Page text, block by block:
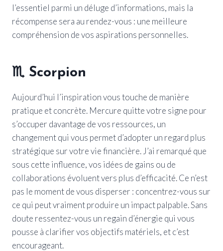
l’essentiel parmi un déluge d’informations, mais la
récompense sera au rendez-vous : une meilleure
compréhension de vos aspirations personnelles.
♏ Scorpion
Aujourd’hui l’inspiration vous touche de manière
pratique et concrète. Mercure quitte votre signe pour
s’occuper davantage de vos ressources, un
changement qui vous permet d’adopter un regard plus
stratégique sur votre vie financière. J’ai remarqué que
sous cette influence, vos idées de gains ou de
collaborations évoluent vers plus d’efficacité. Ce n’est
pas le moment de vous disperser : concentrez-vous sur
ce qui peut vraiment produire un impact palpable. Sans
doute ressentez-vous un regain d’énergie qui vous
pousse à clarifier vos objectifs matériels, et c’est
encourageant.